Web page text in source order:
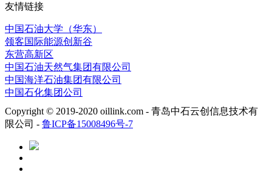
友情链接
中国石油大学（华东）
领客国际能源创新谷
东营高新区
中国石油天然气集团有限公司
中国海洋石油集团有限公司
中国石化集团公司
Copyright © 2019-2020 oillink.com - 青岛中石云创信息技术有
限公司 - 鲁ICP备15008496号-7